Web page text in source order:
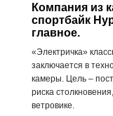
Компания из
спортбайк
главное.
«Электричка»
заключается в
камеры. Цель –
риска
ветровике.